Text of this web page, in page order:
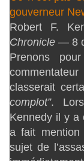
gouverneur
Robert F.
Chronicle — 8
Prenons
classerait
complot”.
Kennedy il y a
a fait mention
sujet de